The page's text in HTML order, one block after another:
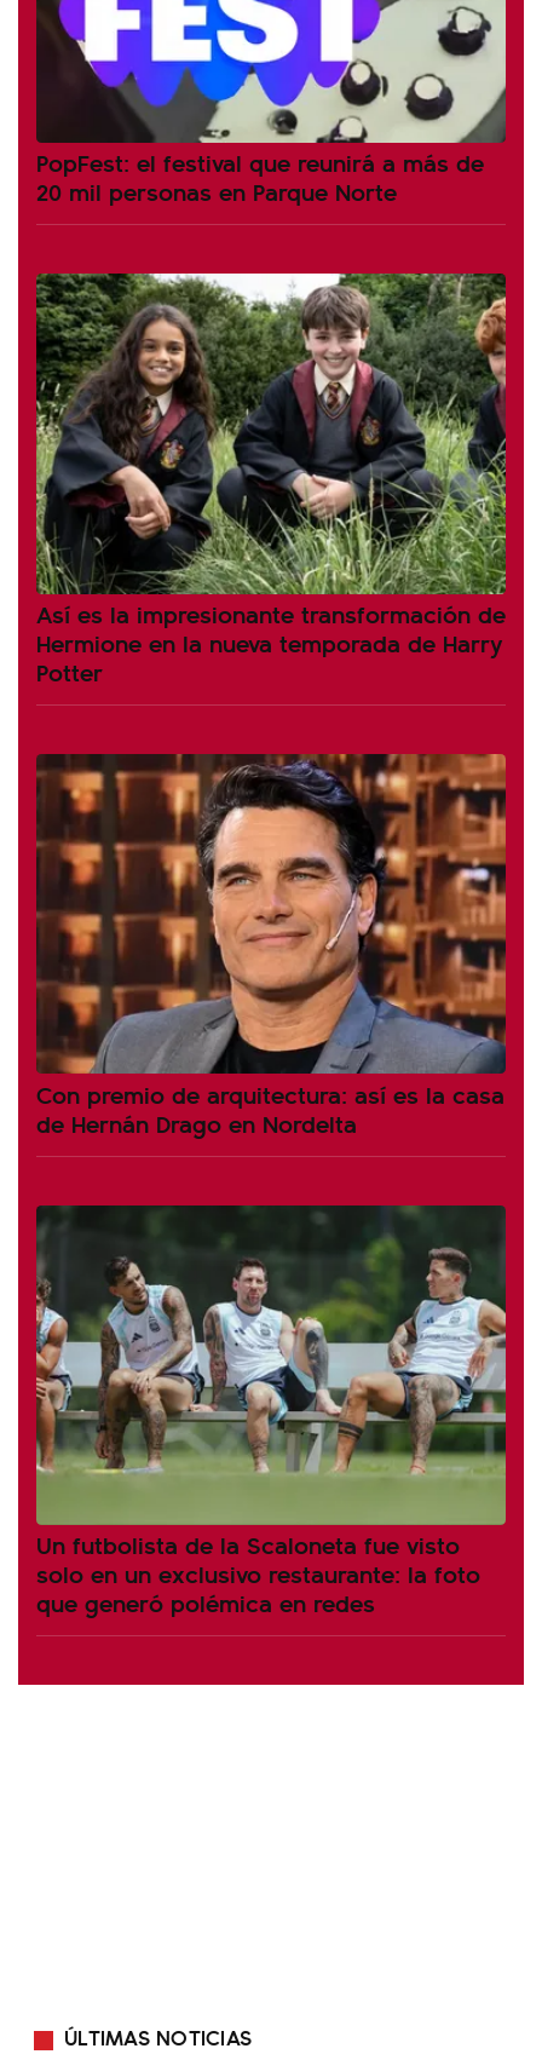
PopFest: el festival que reunirá a más de
20 mil personas en Parque Norte
Así es la impresionante transformación de
Hermione en la nueva temporada de Harry
Potter
Con premio de arquitectura: así es la casa
de Hernán Drago en Nordelta
Un futbolista de la Scaloneta fue visto
solo en un exclusivo restaurante: la foto
que generó polémica en redes
ÚLTIMAS NOTICIAS